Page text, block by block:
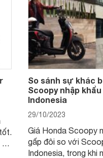
So sánh sự khác
Scoopy nhập
Indonesia
29/10/2023
Giá Honda Scoopy
gấp đôi so với
Indonesia, trong khi